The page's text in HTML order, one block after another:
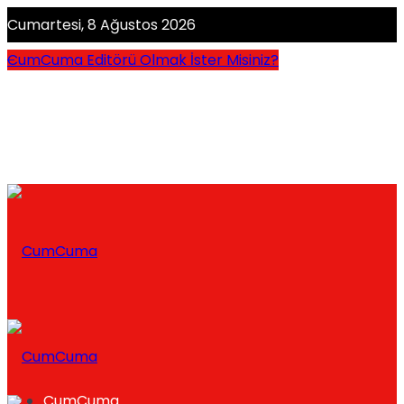
Cumartesi, 8 Ağustos 2026
CumCuma Editörü Olmak İster Misiniz?